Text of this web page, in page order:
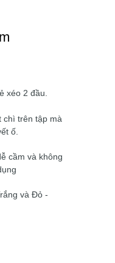
xéo 2 đầu.
chì trên tập mà
ố.
cầm và không
và Đỏ -